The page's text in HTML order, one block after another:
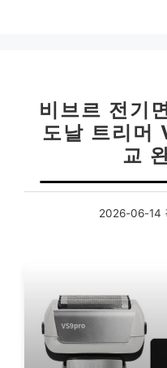
비브르 전기
도날 트리머
교
2026-06-14